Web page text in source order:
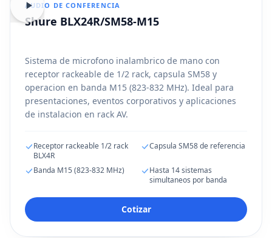
AUDIO DE CONFERENCIA
Shure BLX24R/SM58-M15
Sistema de microfono inalambrico de mano con
receptor rackeable de 1/2 rack, capsula SM58 y
operacion en banda M15 (823-832 MHz). Ideal para
presentaciones, eventos corporativos y aplicaciones
de instalacion en rack AV.
Receptor rackeable 1/2 rack
BLX4R
Capsula SM58 de referencia
Banda M15 (823-832 MHz)
Hasta 14 sistemas
simultaneos por banda
Cotizar